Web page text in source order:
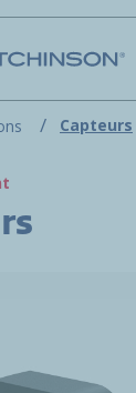
Capteurs